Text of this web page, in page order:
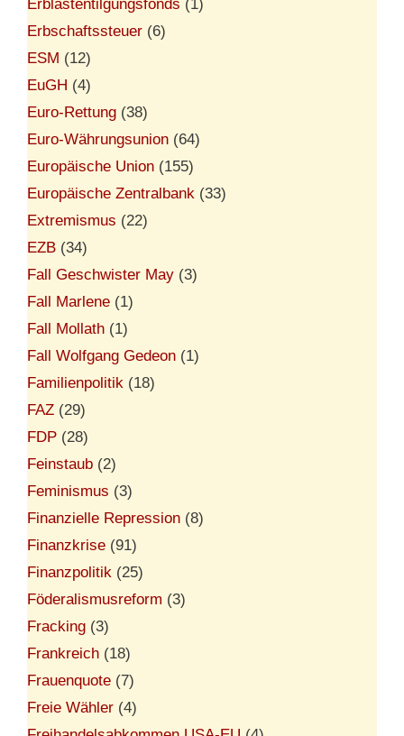
Erblastentilgungsfonds (1)
Erbschaftssteuer (6)
ESM (12)
EuGH (4)
Euro-Rettung (38)
Euro-Währungsunion (64)
Europäische Union (155)
Europäische Zentralbank (33)
Extremismus (22)
EZB (34)
Fall Geschwister May (3)
Fall Marlene (1)
Fall Mollath (1)
Fall Wolfgang Gedeon (1)
Familienpolitik (18)
FAZ (29)
FDP (28)
Feinstaub (2)
Feminismus (3)
Finanzielle Repression (8)
Finanzkrise (91)
Finanzpolitik (25)
Föderalismusreform (3)
Fracking (3)
Frankreich (18)
Frauenquote (7)
Freie Wähler (4)